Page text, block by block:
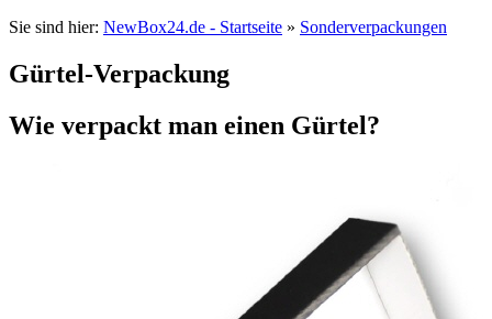
Sie sind hier: NewBox24.de - Startseite » Sonderverpackungen
Gürtel-Verpackung
Wie verpackt man einen Gürtel?